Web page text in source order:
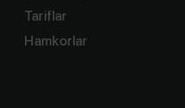
Tariflar
Hamkorlar